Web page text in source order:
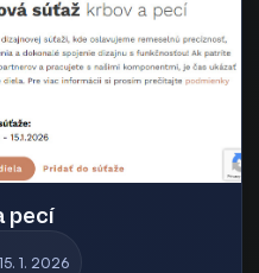
pecí
15. 1. 2026